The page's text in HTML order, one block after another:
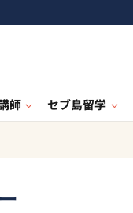
師 セブ島留学